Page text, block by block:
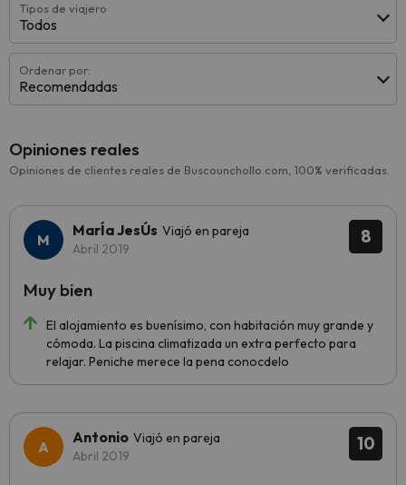
Tipos de viajero
Todos
Ordenar por:
Recomendadas
Opiniones reales
Opiniones de clientes reales de Buscounchollo.com, 100% verificadas.
8
MarÍa JesÚs Viajó en pareja
Abril 2019
El alojamiento es buenísimo, con habitación muy grande y
cómoda. La piscina climatizada un extra perfecto para
relajar. Peniche merece la pena conocdelo
Muy bien
10
Antonio Viajó en pareja
Abril 2019